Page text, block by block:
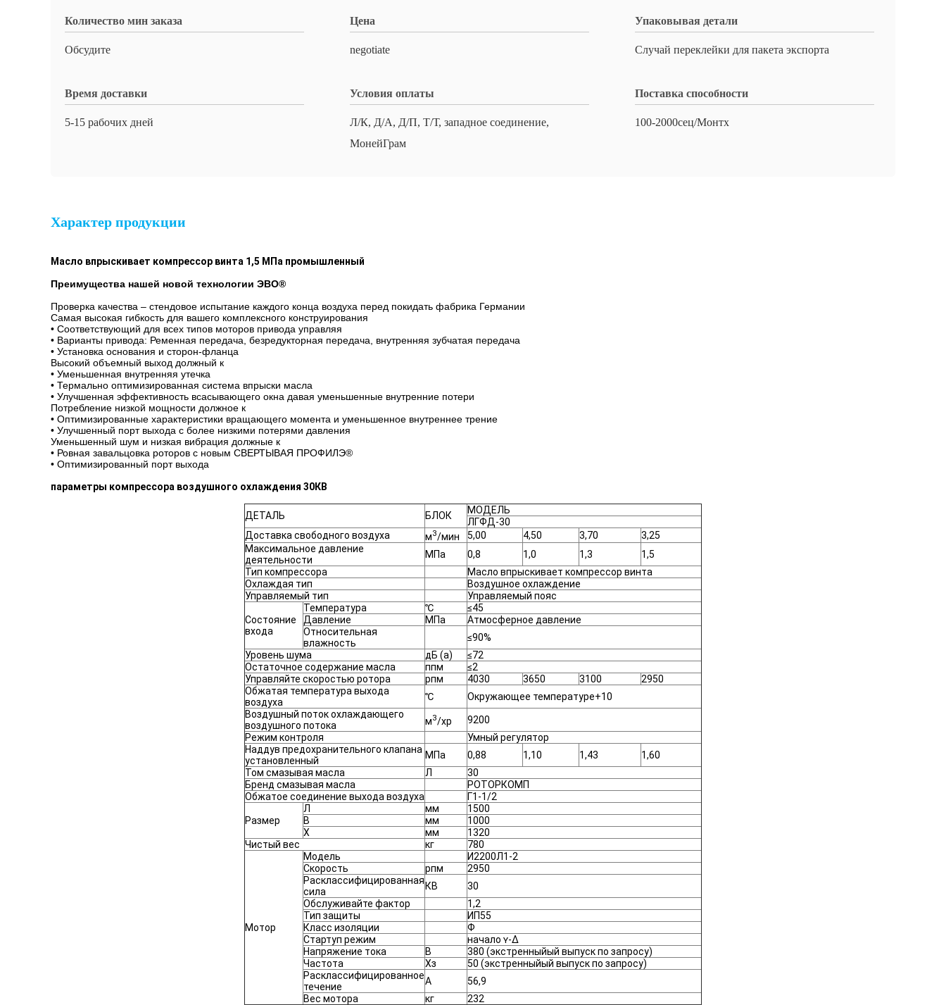
Количество мин заказа
Обсудите
Цена
negotiate
Упаковывая детали
Случай переклейки для пакета экспорта
Время доставки
5-15 рабочих дней
Условия оплаты
Л/К, Д/А, Д/П, Т/Т, западное соединение,
МонейГрам
Поставка способности
100-2000сец/Монтх
Характер продукции
Масло впрыскивает компрессор винта 1,5 МПа промышленный
Преимущества нашей новой технологии ЭВО®
Проверка качества – стендовое испытание каждого конца воздуха перед покидать фабрика Германии
Самая высокая гибкость для вашего комплексного конструирования
• Соответствующий для всех типов моторов привода управляя
• Варианты привода: Ременная передача, безредукторная передача, внутренняя зубчатая передача
• Установка основания и сторон-фланца
Высокий объемный выход должный к
• Уменьшенная внутренняя утечка
• Термально оптимизированная система впрыски масла
• Улучшенная эффективность всасывающего окна давая уменьшенные внутренние потери
Потребление низкой мощности должное к
• Оптимизированные характеристики вращающего момента и уменьшенное внутреннее трение
• Улучшенный порт выхода с более низкими потерями давления
Уменьшенный шум и низкая вибрация должные к
• Ровная завальцовка роторов с новым СВЕРТЫВАЯ ПРОФИЛЭ®
• Оптимизированный порт выхода
параметры компрессора воздушного охлаждения 30КВ
ДЕТАЛЬ БЛОК
МОДЕЛЬ
ЛГФД-30
Доставка свободного воздуха
м3/мин 5,00 4,50 3,70
3,25
Максимальное давление
деятельности
МПа 0,8 1,0 1,3
1,5
Тип компрессора
Масло впрыскивает компрессор винта
Охлаждая тип
Воздушное охлаждение
Управляемый тип
Управляемый пояс
Состояние
входа
Температура ℃
≤45
Давление
МПа
Атмосферное давление
Относительная
влажность
≤90%
Уровень шума
дБ (а)
≤72
Остаточное содержание масла
ппм
≤2
Управляйте скоростью ротора
рпм 4030 3650 3100
2950
Обжатая температура выхода
воздуха
℃
Окружающее температуре+10
Воздушный поток охлаждающего
воздушного потока
м3/хр
9200
Режим контроля
Умный регулятор
Наддув предохранительного клапана
установленный
МПа 0,88 1,10 1,43
1,60
Том смазывая масла
Л
30
Бренд смазывая масла
РОТОРКОМП
Обжатое соединение выхода воздуха
Г1-1/2
Размер
Л мм
1500
В
мм
1000
Х
мм
1320
Чистый вес
кг 780
Мотор
Модель
И2200Л1-2
Скорость
рпм
2950
Расклассифицированная
сила
КВ
30
Обслуживайте фактор
1,2
Тип защиты
ИП55
Класс изоляции
Ф
Стартуп режим
начало ʏ-Δ
Напряжение тока
В
380 (экстренныйый выпуск по запросу)
Частота
Хз
50 (экстренныйый выпуск по запросу)
Расклассифицированное
течение
А
56,9
Вес мотора
кг 232